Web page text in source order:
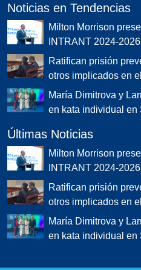
Noticias en Tendencias
Milton Morrison
INTRANT 2024-2026
Ratifican prisión
otros implicados en
María Dimitrova y
en kata individual en
Últimas Noticias
Milton Morrison
INTRANT 2024-2026
Ratifican prisión
otros implicados en
María Dimitrova y
en kata individual en